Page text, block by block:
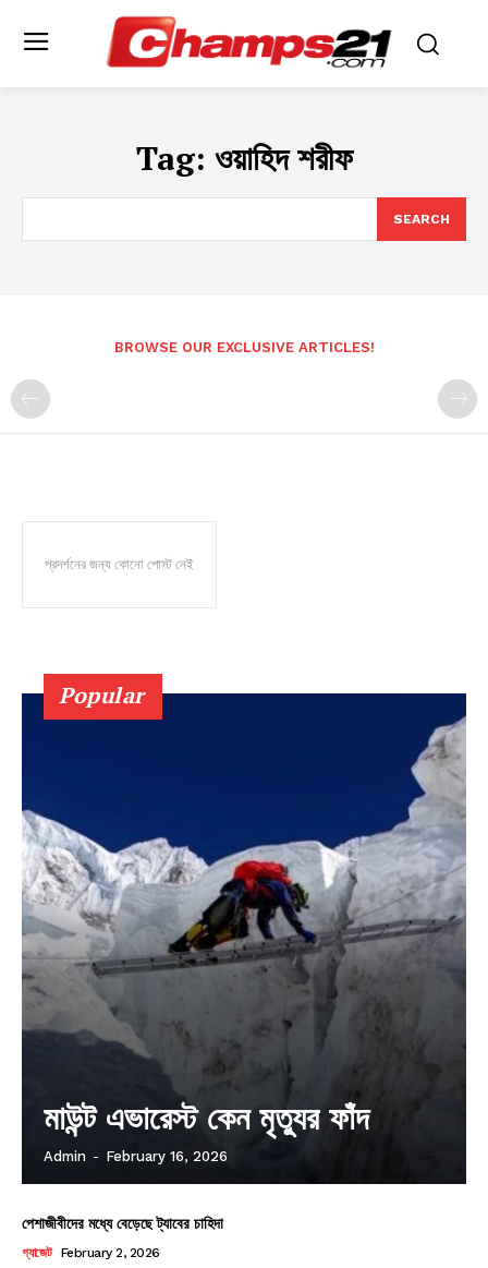
Tag: ওয়াহিদ শরীফ
SEARCH
BROWSE OUR EXCLUSIVE ARTICLES!
প্রদর্শনের জন্য কোনো পোস্ট নেই
Popular
মাউন্ট এভারেস্ট কেন মৃত্যুর ফাঁদ
Admin - February 16, 2026
পেশাজীবীদের মধ্যে বেড়েছে ট্যাবের চাহিদা
গ্যাজেট February 2, 2026